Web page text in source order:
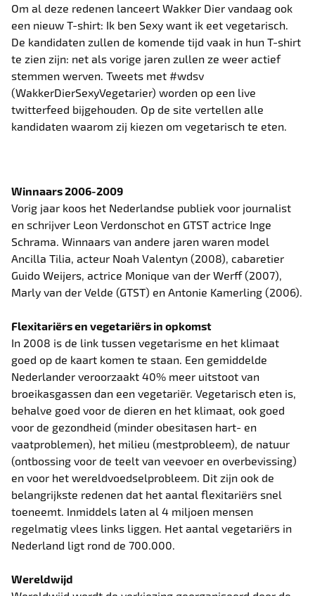
Om al deze redenen lanceert Wakker Dier vandaag ook
een nieuw T-shirt: Ik ben Sexy want ik eet vegetarisch.
De kandidaten zullen de komende tijd vaak in hun T-shirt
te zien zijn: net als vorige jaren zullen ze weer actief
stemmen werven. Tweets met #wdsv
(WakkerDierSexyVegetarier) worden op een live
twitterfeed bijgehouden. Op de site vertellen alle
kandidaten waarom zij kiezen om vegetarisch te eten.
Winnaars 2006-2009
Vorig jaar koos het Nederlandse publiek voor journalist
en schrijver Leon Verdonschot en GTST actrice Inge
Schrama. Winnaars van andere jaren waren model
Ancilla Tilia, acteur Noah Valentyn (2008), cabaretier
Guido Weijers, actrice Monique van der Werff (2007),
Marly van der Velde (GTST) en Antonie Kamerling (2006).
Flexitariërs en vegetariërs in opkomst
In 2008 is de link tussen vegetarisme en het klimaat
goed op de kaart komen te staan. Een gemiddelde
Nederlander veroorzaakt 40% meer uitstoot van
broeikasgassen dan een vegetariër. Vegetarisch eten is,
behalve goed voor de dieren en het klimaat, ook goed
voor de gezondheid (minder obesitasen hart- en
vaatproblemen), het milieu (mestprobleem), de natuur
(ontbossing voor de teelt van veevoer en overbevissing)
en voor het wereldvoedselprobleem. Dit zijn ook de
belangrijkste redenen dat het aantal flexitariërs snel
toeneemt. Inmiddels laten al 4 miljoen mensen
regelmatig vlees links liggen. Het aantal vegetariërs in
Nederland ligt rond de 700.000.
Wereldwijd